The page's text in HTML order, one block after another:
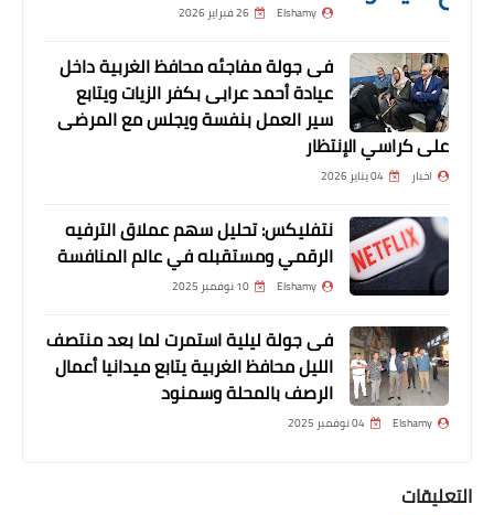
أخبار
البداية وليس النهاية
Elshamy 26 فبراير 2026
فى جولة مفاجئه محافظ الغربية داخل
عيادة أحمد عرابى بكفر الزيات ويتابع
سير العمل بنفسة ويجلس مع المرضى
على كراسي الإنتظار
اخبار 04 يناير 2026
نتفليكس: تحليل سهم عملاق الترفيه
الرقمي ومستقبله في عالم المنافسة
Elshamy 10 نوفمبر 2025
فى جولة ليلية استمرت لما بعد منتصف
الليل محافظ الغربية يتابع ميدانيا أعمال
الرصف بالمحلة وسمنود
Elshamy 04 نوفمبر 2025
التعليقات